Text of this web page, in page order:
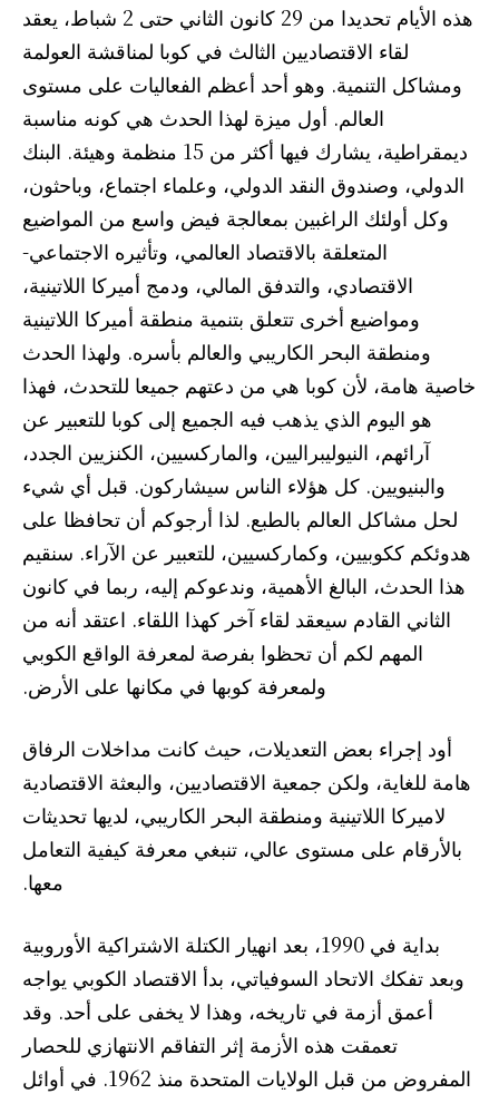
هذه الأيام تحديدا من 29 كانون الثاني حتى 2 شباط، يعقد
لقاء الاقتصاديين الثالث في كوبا لمناقشة العولمة
ومشاكل التنمية. وهو أحد أعظم الفعاليات على مستوى
العالم. أول ميزة لهذا الحدث هي كونه مناسبة
ديمقراطية، يشارك فيها أكثر من 15 منظمة وهيئة. البنك
الدولي، وصندوق النقد الدولي، وعلماء اجتماع، وباحثون،
وكل أولئك الراغبين بمعالجة فيض واسع من المواضيع
المتعلقة بالاقتصاد العالمي، وتأثيره الاجتماعي-
الاقتصادي، والتدفق المالي، ودمج أميركا اللاتينية،
ومواضيع أخرى تتعلق بتنمية منطقة أميركا اللاتينية
ومنطقة البحر الكاريبي والعالم بأسره. ولهذا الحدث
خاصية هامة، لأن كوبا هي من دعتهم جميعا للتحدث، فهذا
هو اليوم الذي يذهب فيه الجميع إلى كوبا للتعبير عن
آرائهم، النيوليبراليين، والماركسيين، الكنزيين الجدد،
والبنيويين. كل هؤلاء الناس سيشاركون. قبل أي شيء
لحل مشاكل العالم بالطبع. لذا أرجوكم أن تحافظا على
هدوئكم ككوبيين، وكماركسيين، للتعبير عن الآراء. سنقيم
هذا الحدث، البالغ الأهمية، وندعوكم إليه، ربما في كانون
الثاني القادم سيعقد لقاء آخر كهذا اللقاء. اعتقد أنه من
المهم لكم أن تحظوا بفرصة لمعرفة الواقع الكوبي
ولمعرفة كوبها في مكانها على الأرض.
أود إجراء بعض التعديلات، حيث كانت مداخلات الرفاق
هامة للغاية، ولكن جمعية الاقتصاديين، والبعثة الاقتصادية
لاميركا اللاتينية ومنطقة البحر الكاريبي، لديها تحديثات
بالأرقام على مستوى عالي، تنبغي معرفة كيفية التعامل
معها.
بداية في 1990، بعد انهيار الكتلة الاشتراكية الأوروبية
وبعد تفكك الاتحاد السوفياتي، بدأ الاقتصاد الكوبي يواجه
أعمق أزمة في تاريخه، وهذا لا يخفى على أحد. وقد
تعمقت هذه الأزمة إثر التفاقم الانتهازي للحصار
المفروض من قبل الولايات المتحدة منذ 1962. في أوائل